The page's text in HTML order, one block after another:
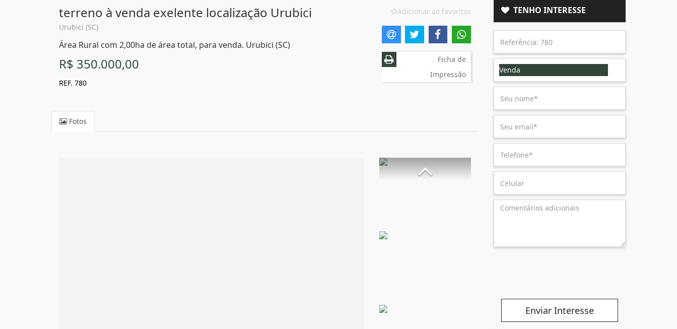
terreno à venda exelente localização Urubici
Urubici (SC)
Área Rural com 2,00ha de área total, para venda. Urubici (SC)
R$ 350.000,00
REF. 780
Adicionar ao favoritos
Ficha de
Impressão
Fotos
TENHO INTERESSE
Venda
Enviar Interesse